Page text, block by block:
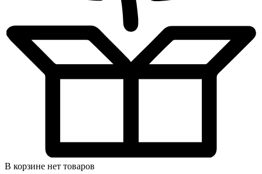
В корзине нет товаров